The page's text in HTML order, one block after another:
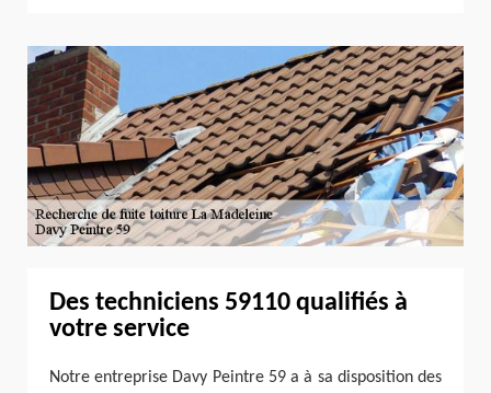
Des techniciens 59110 qualifiés à
votre service
Notre entreprise Davy Peintre 59 a à sa disposition des